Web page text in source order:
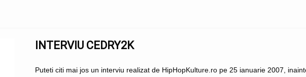
INTERVIU CEDRY2K
Puteti citi mai jos un interviu realizat de HipHopKulture.ro pe 25 ianuarie 2007,